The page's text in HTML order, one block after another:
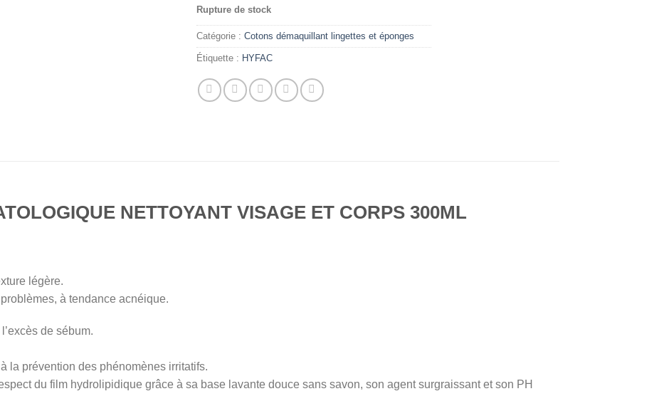
Rupture de stock
Catégorie : Cotons démaquillant lingettes et éponges
Étiquette : HYFAC
NETTOYANT VISAGE ET CORPS 300ML
légère.
à tendance acnéique.
de sébum.
la prévention des phénomènes irritatifs.
du film hydrolipidique grâce à sa base lavante douce sans savon, son agent surgraissant et son PH